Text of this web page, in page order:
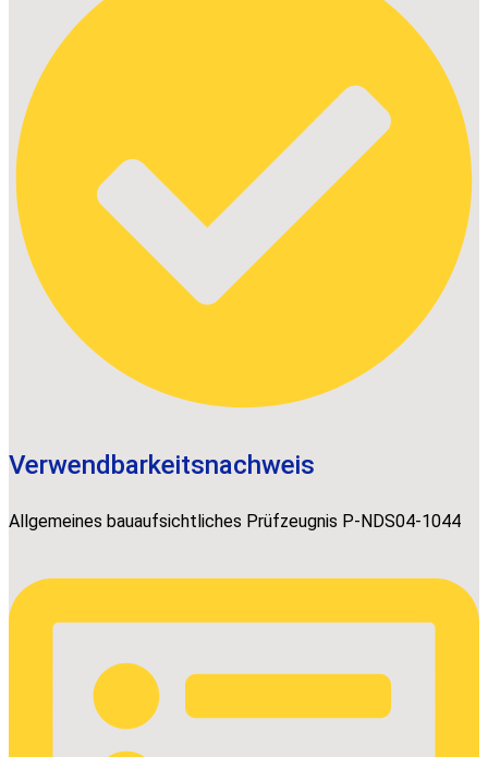
Verwendbarkeitsnachweis
Allgemeines bauaufsichtliches Prüfzeugnis P-NDS04-1044